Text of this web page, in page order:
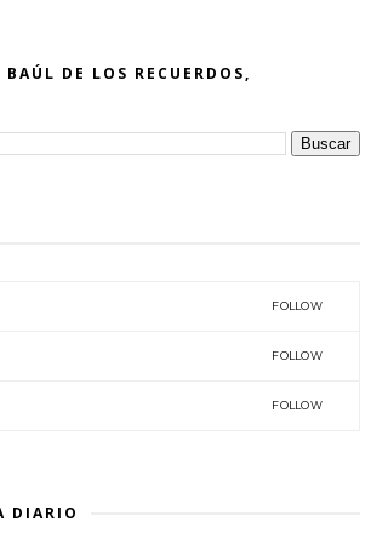
DE LOS RECUERDOS,
FOLLOW
FOLLOW
FOLLOW
DIARIO